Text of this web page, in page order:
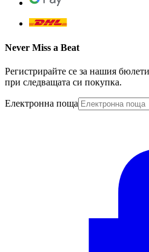
Never Miss a Beat
Регистрирайте се за нашия
при следващата си покупка.
Електронна поща